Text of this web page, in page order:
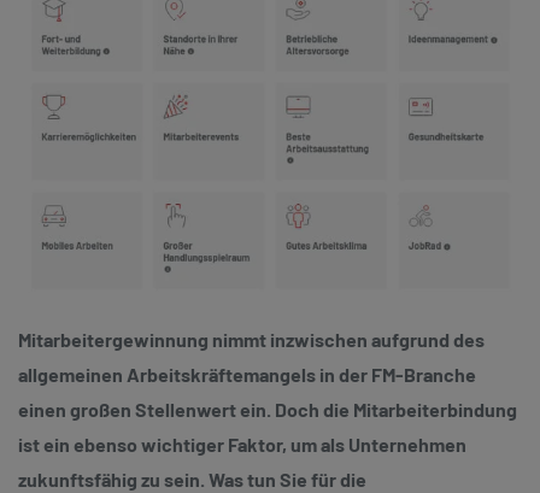
Mitarbeitergewinnung nimmt inzwischen aufgrund des
allgemeinen Arbeitskräftemangels in der FM-Branche
einen großen Stellenwert ein. Doch die Mitarbeiterbindung
ist ein ebenso wichtiger Faktor, um als Unternehmen
zukunftsfähig zu sein. Was tun Sie für die